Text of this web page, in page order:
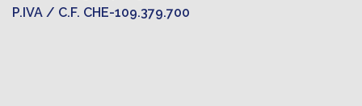
P.IVA / C.F. CHE-109.379.700